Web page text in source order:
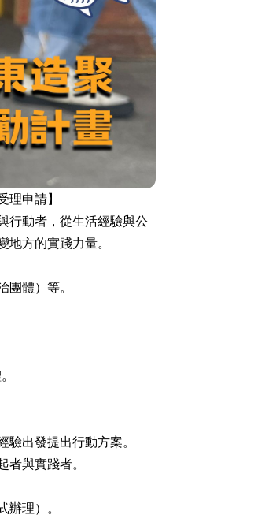
申請】
行動者，從生活經驗與公
方的實踐力量。
團體）等。
驗出發提出行動方案。
者與實踐者。
理）。